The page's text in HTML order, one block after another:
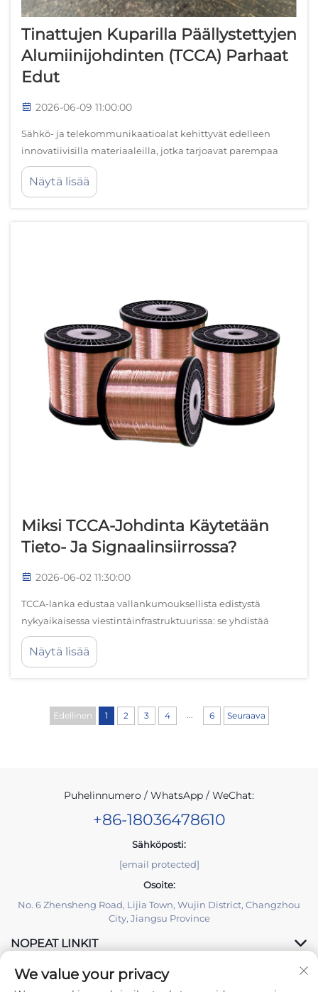
Tinattujen Kuparilla Päällystettyjen
Alumiinijohdinten (TCCA) Parhaat
Edut
2026-06-09 11:00:00
Sähkö- ja telekommunikaatioalat kehittyvät edelleen
innovatiivisilla materiaaleilla, jotka tarjoavat parempaa
suorituskykyä säilyttäen samalla kustannustehokkuuden.
Näiden maailmanlaajuisesti merkittävien ratkaisujen
joukossa tinatut kuparilla päällystetyt alumiinilangat ovat
Näytä lisää
Miksi TCCA-Johdinta Käytetään
Tieto- Ja Signaalinsiirrossa?
2026-06-02 11:30:00
TCCA-lanka edustaa vallankumouksellista edistystä
nykyaikaisessa viestintäinfrastruktuurissa: se yhdistää
kuparin johtavuuseduista saatavat hyödyt alumiinin
kevytyyteen. Tämä innovatiivinen langateknologia on
muodostunut yhä tärkeämmäksi digitaalisessa...
Näytä lisää
Edellinen 1 2 3 4 6 Seuraava
Puhelinnumero / WhatsApp / WeChat:
+86-18036478610
Sähköposti:
[email protected]
Osoite:
No. 6 Zhensheng Road, Lijia Town, Wujin District, Changzhou
City, Jiangsu Province
NOPEAT LINKIT
TUOTTEET
We value your privacy